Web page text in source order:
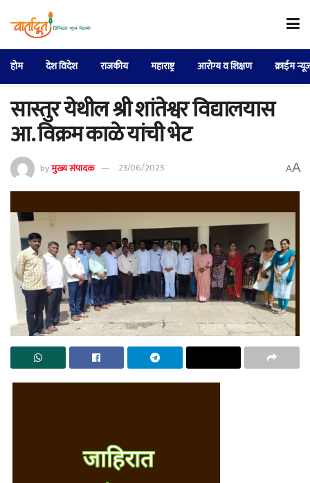
होम देश विदेश राजकीय महाराष्ट्र आरोग्य व शिक्षण क्राईम
सास्तुर येथील श्री शांतेश्वर विद्यालयास
आ. विक्रम काळे यांची भेट
byमुख्य संपादक 23/06/2025 AA